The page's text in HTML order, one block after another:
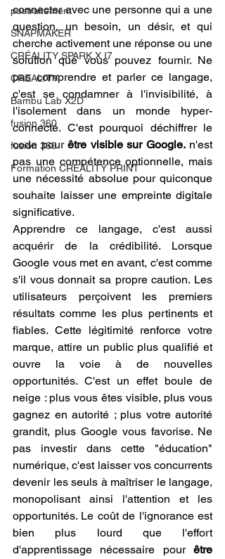
postraitement
SNAPMAKER
CRÉALITY SPARK X I7
CREALITY
Bambu Lab X2D
fusion 360
fusion 360
Formation CREALITY PRINT
connecter avec une personne qui a une
question, un besoin, un désir, et qui
cherche activement une réponse ou une
solution que vous pouvez fournir. Ne
pas comprendre et parler ce langage,
c'est se condamner à l'invisibilité, à
l'isolement dans un monde hyper-
connecté. C'est pourquoi déchiffrer le
code pour être visible sur Google. n'est
pas une compétence optionnelle, mais
une nécessité absolue pour quiconque
souhaite laisser une empreinte digitale
significative.
Apprendre ce langage, c'est aussi
acquérir de la crédibilité. Lorsque
Google vous met en avant, c'est comme
s'il vous donnait sa propre caution. Les
utilisateurs perçoivent les premiers
résultats comme les plus pertinents et
fiables. Cette légitimité renforce votre
marque, attire un public plus qualifié et
ouvre la voie à de nouvelles
opportunités. C'est un effet boule de
neige : plus vous êtes visible, plus vous
gagnez en autorité ; plus votre autorité
grandit, plus Google vous favorise. Ne
pas investir dans cette "éducation"
numérique, c'est laisser vos concurrents
devenir les seuls à maîtriser le langage,
monopolisant ainsi l'attention et les
opportunités. Le coût de l'ignorance est
bien plus lourd que l'effort
d'apprentissage nécessaire pour être